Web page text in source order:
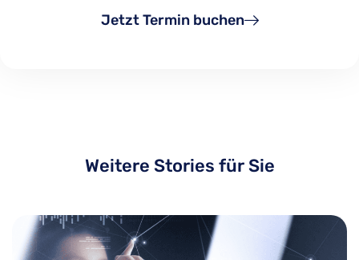
Jetzt Termin buchen
Weitere Stories für Sie